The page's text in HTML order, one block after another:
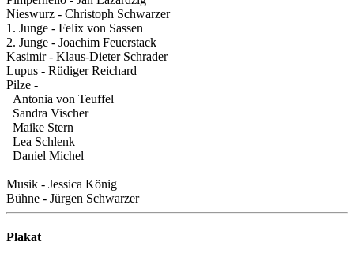
Nieswurz - Christoph Schwarzer
1. Junge - Felix von Sassen
2. Junge - Joachim Feuerstack
Kasimir - Klaus-Dieter Schrader
Lupus - Rüdiger Reichard
Pilze -
Antonia von Teuffel
Sandra Vischer
Maike Stern
Lea Schlenk
Daniel Michel
Musik - Jessica König
Bühne - Jürgen Schwarzer
Plakat